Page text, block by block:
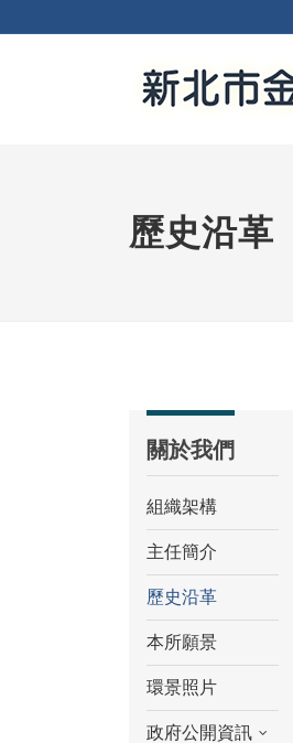
歷史沿革
關於我們
組織架構
主任簡介
歷史沿革
本所願景
環景照片
政府公開資訊